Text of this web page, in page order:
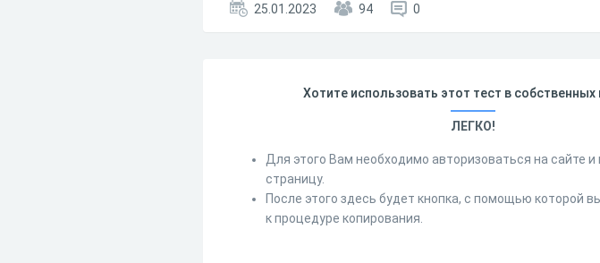
25.01.2023 94 0
Хотите использовать этот тест в собственных
ЛЕГКО!
Для этого Вам необходимо авторизоваться на сайте и
страницу.
После этого здесь будет кнопка, с помощью которой
к процедуре копирования.